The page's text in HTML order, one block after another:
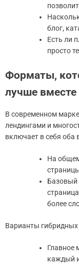
блог,
Есть ли
просто
Форматы,
лучше вместе
В современном
лендингами и
включает в себя оба
На
Базовый
более
Варианты
Главное
каждый